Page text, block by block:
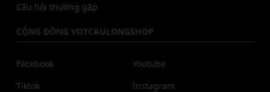
Câu hỏi thường gặp
CỘNG ĐỒNG VOTCAULONGSHOP
Facebook
Tiktok
Youtube
Instagram